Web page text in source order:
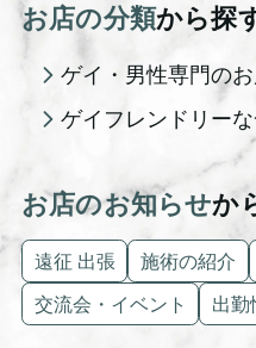
お店の分類から探
ゲイ・男性専門の
ゲイフレンドリー
お店のお知らせか
遠征 出張 施術の紹介
交流会・イベント
出勤